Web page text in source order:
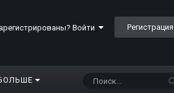
Войти Регистрация